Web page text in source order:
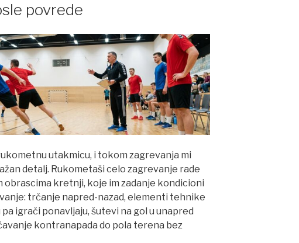
povrede
utakmicu, i tokom zagrevanja mi
detalj. Rukometaši celo zagrevanje rade
obrascima kretnji, koje im zadanje kondicioni
trčanje napred-nazad, elementi tehnike
igrači ponavljaju, šutevi na gol u unapred
kontranapada do pola terena bez